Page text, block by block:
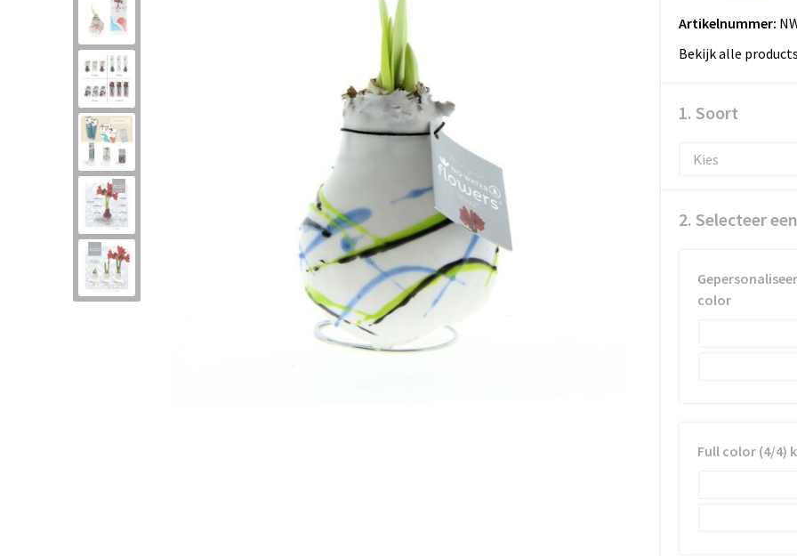
Artikelnummer:
Bekijk alle
1. Soort
2. Selecteer
color
Full color (4/4)